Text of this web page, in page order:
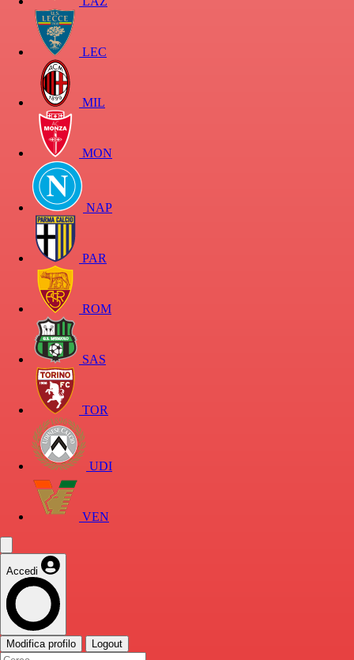
LEC
MIL
MON
NAP
PAR
ROM
SAS
TOR
UDI
VEN
Accedi
Modifica profilo Logout